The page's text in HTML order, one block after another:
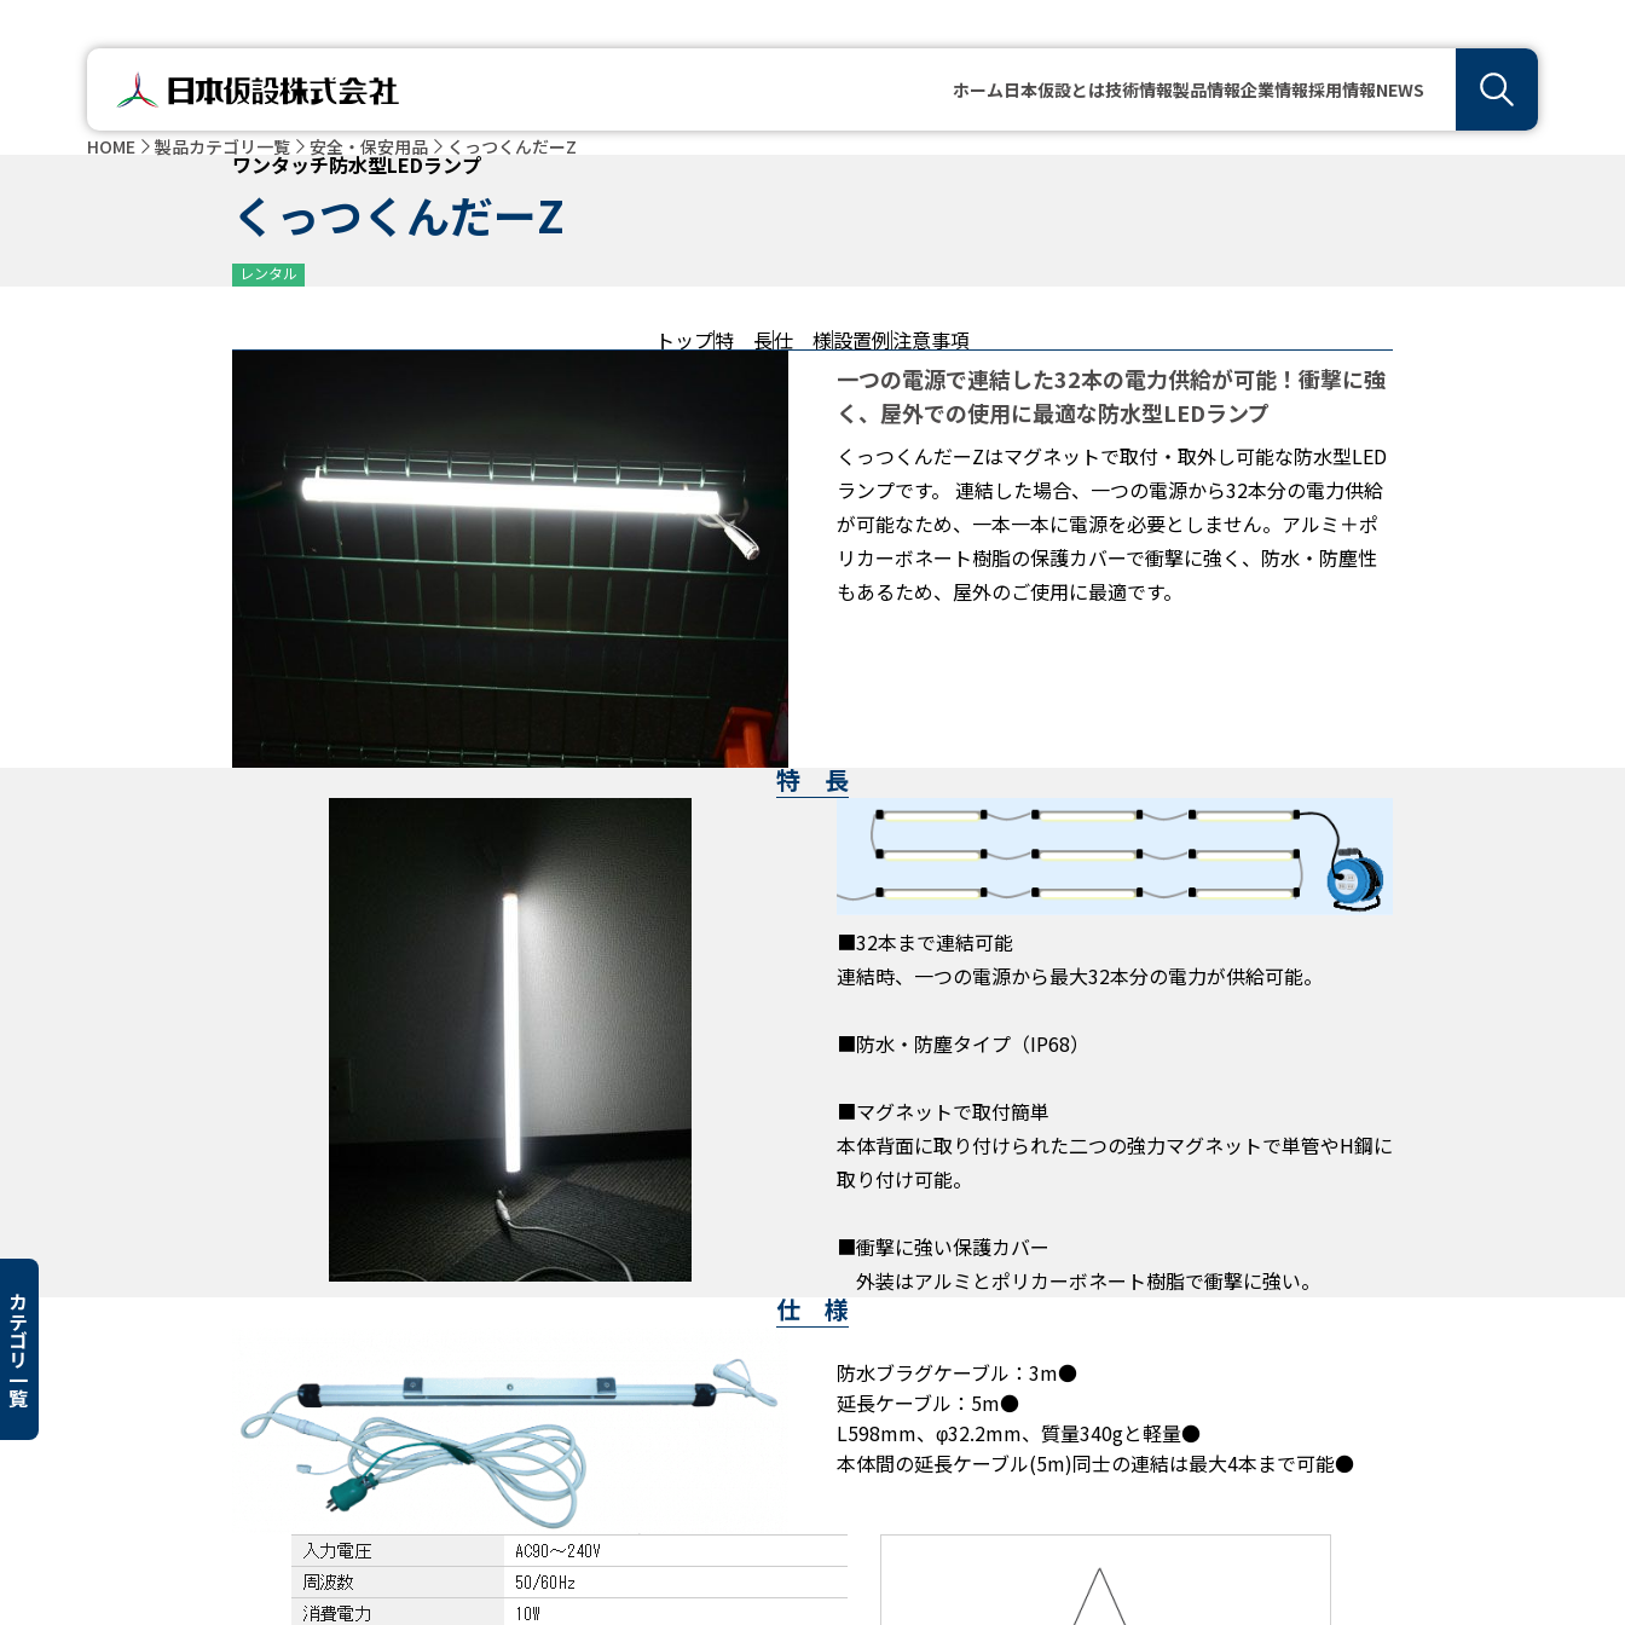
ホーム日本仮設とは技術情報製品情報企業情報採用情報NEWS
HOME 製品カテゴリ一覧 安全・保安用品 くっつくんだーZ
ワンタッチ防水型LEDランプ
くっつくんだーZ
レンタル
トップ特 長仕 様設置例注意事項
一つの電源で連結した32本の電力供給が可能！衝撃に強
く、屋外での使用に最適な防水型LEDランプ
くっつくんだーZはマグネットで取付・取外し可能な防水型LED
ランプです。 連結した場合、一つの電源から32本分の電力供給
が可能なため、一本一本に電源を必要としません。アルミ＋ポ
リカーボネート樹脂の保護カバーで衝撃に強く、防水・防塵性
もあるため、屋外のご使用に最適です。
特 長
■32本まで連結可能
連結時、一つの電源から最大32本分の電力が供給可能。
■防水・防塵タイプ（IP68）
■マグネットで取付簡単
本体背面に取り付けられた二つの強力マグネットで単管やH鋼に
取り付け可能。
■衝撃に強い保護カバー
外装はアルミとポリカーボネート樹脂で衝撃に強い。
仕 様
●防水ブラグケーブル：3m
●延長ケーブル：5m
●L598mm、φ32.2mm、質量340gと軽量
●本体間の延長ケーブル(5m)同士の連結は最大4本まで可能
カテゴリ一覧